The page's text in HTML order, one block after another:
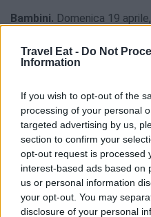
Travel Eat - Do Not
Information
If you wish to opt-out of the
processing of your personal
targeted advertising by us,
section to confirm your
opt-out request is processed
interest-based ads based on
us or personal information
your opt-out. You may
disclosure of your personal
Bambini. Domenica 19
Mombasiglio”, con attività
bimbi che visiteranno il
La ricorrenza storica. Il 9
studi con la Società per gli
anniversario della prima
Ciclo di conferenze a
saranno programmati nei
2026, con la partecipazione
Mostra “Dal deserto
Bonaparte del Castello di